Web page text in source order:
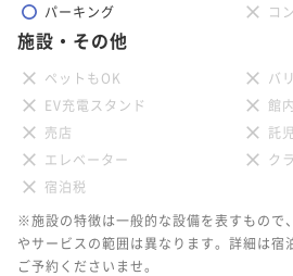
二食付き 現地決済可
IN
パーキング
コ
施設・その他
ペットもOK
バ
EV充電スタンド
館
売店
託
エレベーター
ク
宿泊税
※施設の特徴は一般的な設備を表すもので
やサービスの範囲は異なります。詳細は宿
ご予約くださいませ。